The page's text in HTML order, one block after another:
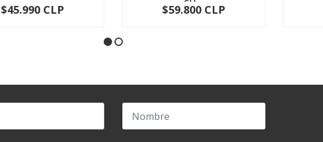
+
$45.990 CLP
SU...
+
$59.800 CLP